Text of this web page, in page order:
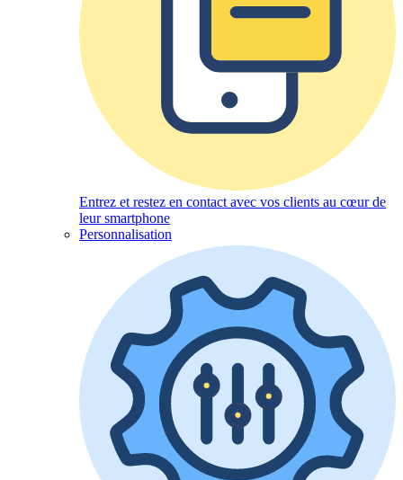
Entrez et restez en contact avec vos clients au cœur de
leur smartphone
Personnalisation